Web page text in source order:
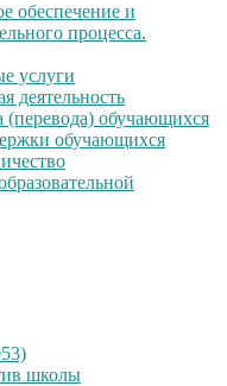
обеспечение и
процесса.
услуги
деятельность
(перевода) обучающихся
обучающихся
школы